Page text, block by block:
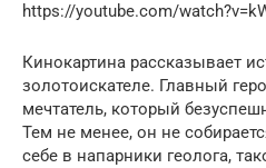
https://youtube.com/
Кинокартина рассказывает
золотоискателе. Главный
мечтатель, который
Тем не менее, он не
себе в напарники геолога,